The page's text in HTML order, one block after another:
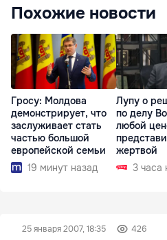
Похожие новости
Гросу: Молдова
демонстрирует, что
заслуживает стать
частью большой
европейской семьи
19 минут назад
Лупу о
по делу
любой
жертвой
3 часа
25 января 2007, 18:35 426